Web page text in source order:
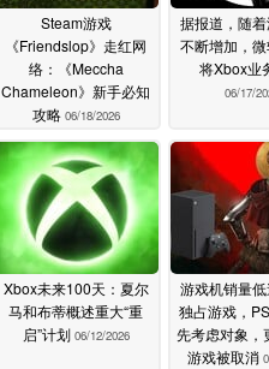
Steam游戏
《Friendslop》走红网
络：《Meccha
Chameleon》新手必知
攻略 06/18/2026
据报道，随
不断增加，
将Xbox业
06/17/
Xbox未来100天：夏尔
马和布蒂概述重大“重
启”计划 06/12/2026
游戏机销量
独占游戏，
先考虑对象，
游戏被取消